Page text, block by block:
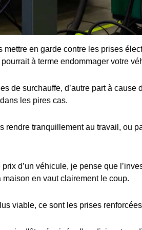
mettre en garde contre les prises
à terme endommager votre
de surchauffe, d’autre part à cause
les pires cas.
rendre tranquillement au travail, ou
d’un véhicule, je pense que
maison en vaut clairement le coup.
viable, ce sont les prises